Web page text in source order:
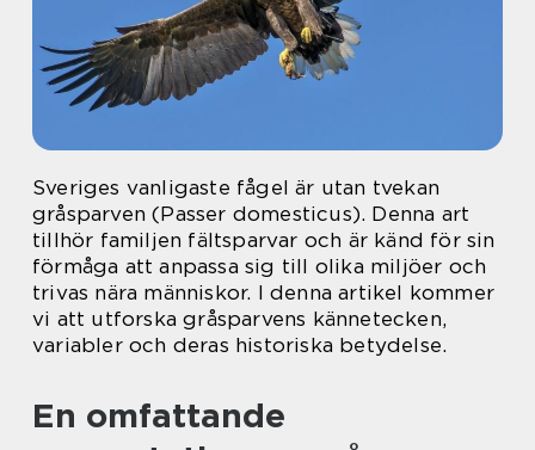
Sveriges vanligaste fågel är utan tvekan
gråsparven (Passer domesticus). Denna art
tillhör familjen fältsparvar och är känd för sin
förmåga att anpassa sig till olika miljöer och
trivas nära människor. I denna artikel kommer
vi att utforska gråsparvens kännetecken,
variabler och deras historiska betydelse.
En omfattande